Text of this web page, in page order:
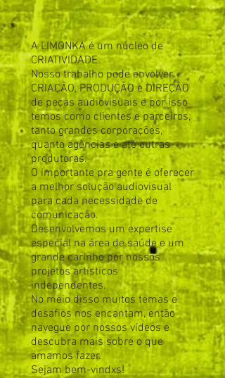
A LIMONKA é um núcleo de
CRIATIVIDADE.
Nosso trabalho pode envolver
CRIAÇÃO, PRODUÇÃO e DIREÇÃO
de peças audiovisuais e por isso
temos como clientes e parceiros,
tanto grandes corporações,
quanto agências e até outras
produtoras.
O importante pra gente é oferecer
a melhor solução audiovisual
para cada necessidade de
comunicação.
Desenvolvemos um expertise
especial na área de saúde e um
grande carinho por nossos
projetos artísticos
independentes.
No meio disso muitos temas e
desafios nos encantam, então
navegue por nossos vídeos e
descubra mais sobre o que
amamos fazer.
Sejam bem-vindxs!